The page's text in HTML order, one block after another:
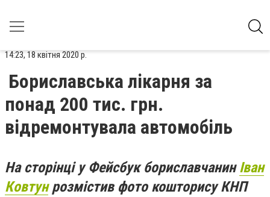
14:23, 18 квітня 2020 р.
Бориславська лікарня за
понад 200 тис. грн.
відремонтувала автомобіль
На сторінці у Фейсбук бориславчанинІван
Ковтунрозмістив фото кошторису КНП